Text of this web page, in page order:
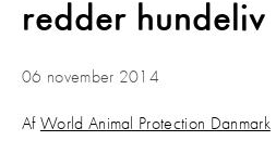
redder hundeliv
06 november 2014
Af World Animal Protection Danmark